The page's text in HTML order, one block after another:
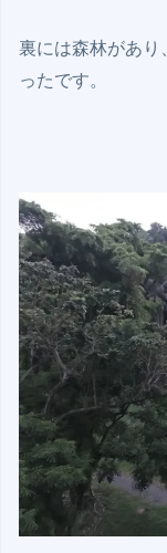
裏には森林があ
ったです。